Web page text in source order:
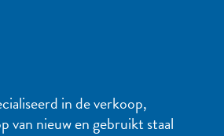
in de verkoop,
van nieuw en gebruikt staal